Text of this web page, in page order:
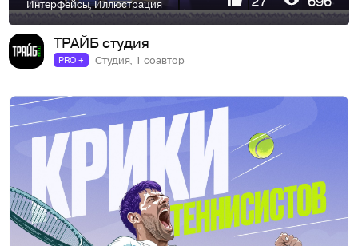
Интерфейсы,Иллюстрация
ТРАЙБ студия
PRO + Студия, 1 соавтор